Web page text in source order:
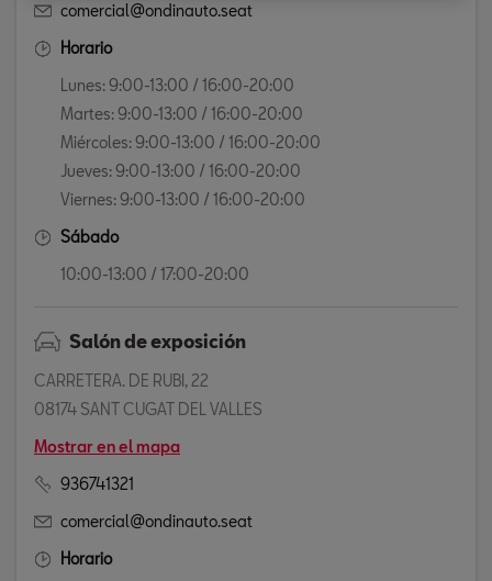
comercial@ondinauto.seat
Horario
Lunes: 9:00-13:00 / 16:00-20:00
Martes: 9:00-13:00 / 16:00-20:00
Miércoles: 9:00-13:00 / 16:00-20:00
Jueves: 9:00-13:00 / 16:00-20:00
Viernes: 9:00-13:00 / 16:00-20:00
Sábado
10:00-13:00 / 17:00-20:00
Salón de exposición
CARRETERA. DE RUBI, 22
08174 SANT CUGAT DEL VALLES
Mostrar en el mapa
936741321
comercial@ondinauto.seat
Horario